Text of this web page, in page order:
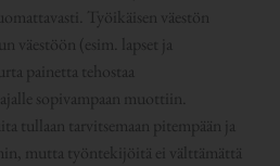
Työikäisen väestön
väestöön (esim. lapset ja
painetta tehostaa
sopivampaan muottiin.
tullaan tarvitsemaan pitempään ja
mutta työntekijöitä ei välttämättä